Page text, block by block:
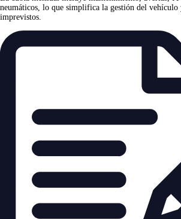
neumáticos, lo que simplifica la gestión del vehículo
imprevistos.